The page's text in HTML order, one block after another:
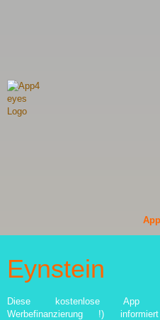
Eynstein
Diese kostenlose App
Werbefinanzierung !)